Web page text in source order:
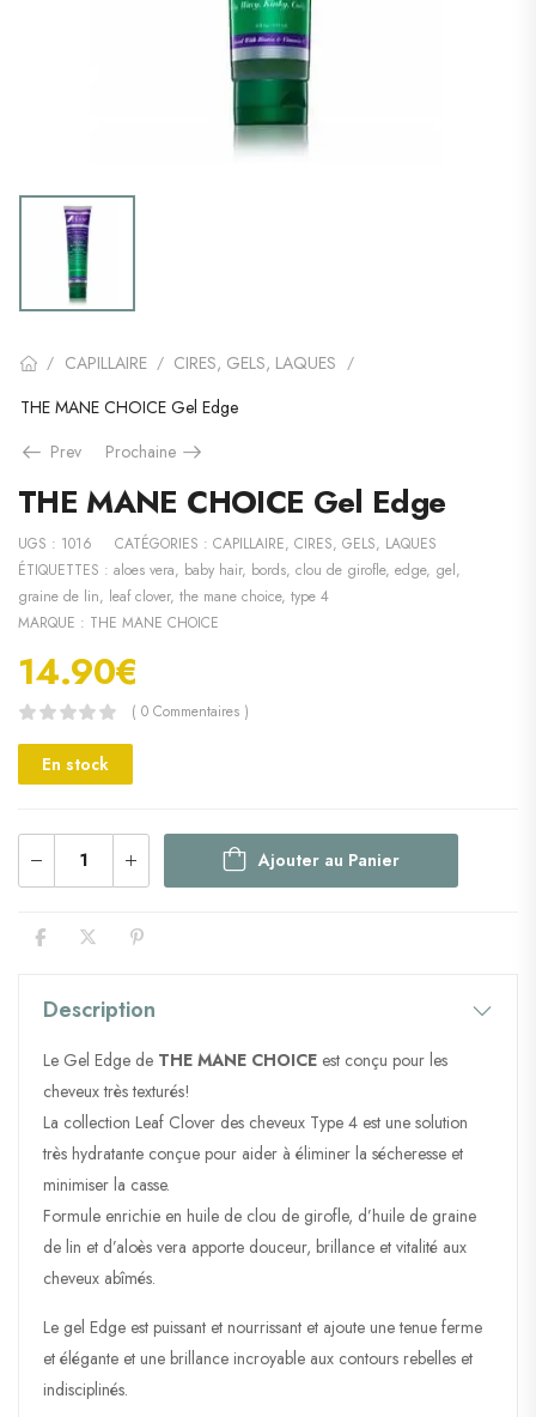
/ CAPILLAIRE / CIRES, GELS, LAQUES /
THE MANE CHOICE Gel Edge
Prev
Prochaine
THE MANE CHOICE Gel Edge
UGS : 1016 CATÉGORIES : CAPILLAIRE, CIRES, GELS, LAQUES
ÉTIQUETTES : aloes vera, baby hair, bords, clou de girofle, edge, gel,
graine de lin, leaf clover, the mane choice, type 4
MARQUE : THE MANE CHOICE
14.90€
( 0 Commentaires )
En stock
Ajouter au Panier
Description
Le Gel Edge de THE MANE CHOICE est conçu pour les
cheveux très texturés!
La collection Leaf Clover des cheveux Type 4 est une solution
très hydratante conçue pour aider à éliminer la sécheresse et
minimiser la casse.
Formule enrichie en huile de clou de girofle, d’huile de graine
de lin et d’aloès vera apporte douceur, brillance et vitalité aux
cheveux abîmés.
Le gel Edge est puissant et nourrissant et ajoute une tenue ferme
et élégante et une brillance incroyable aux contours rebelles et
indisciplinés.